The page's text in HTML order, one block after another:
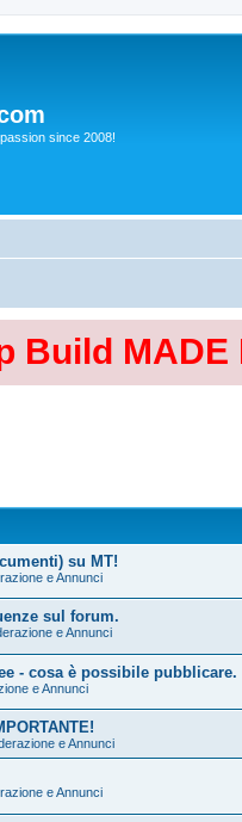
since 2008!
Build MADE
su MT!
e Annunci
sul forum.
e Annunci
- cosa è possibile pubblicare.
e Annunci
e Annunci
e Annunci